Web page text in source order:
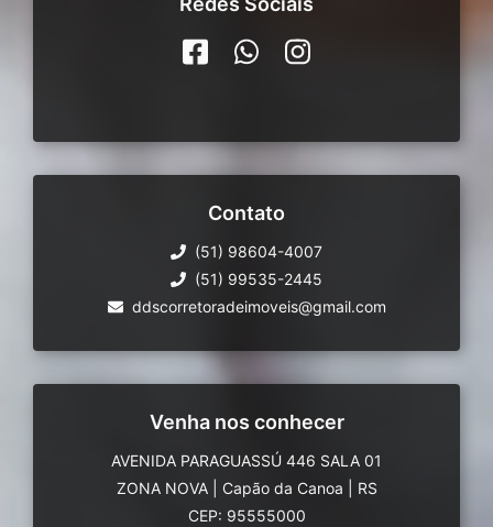
Contato
(51) 98604-4007
(51) 99535-2445
ddscorretoradeimoveis@gmail.com
Venha nos conhecer
AVENIDA PARAGUASSÚ 446 SALA 01
ZONA NOVA
Capão da Canoa
RS
CEP: 95555000